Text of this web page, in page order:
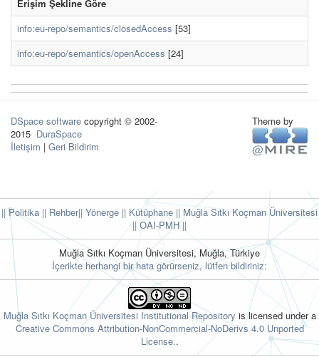
Erişim Şekline Göre
info:eu-repo/semantics/closedAccess [53]
info:eu-repo/semantics/openAccess [24]
DSpace software copyright © 2002-
2015 DuraSpace
İletişim | Geri Bildirim
Theme by
|| Politika || Rehber|| Yönerge || Kütüphane || Muğla Sıtkı Koçman Üniversitesi
|| OAI-PMH ||
Muğla Sıtkı Koçman Üniversitesi, Muğla, Türkiye
İçerikte herhangi bir hata görürseniz, lütfen bildiriniz:
Muğla Sıtkı Koçman Üniversitesi Institutional Repository is licensed under a
Creative Commons Attribution-NonCommercial-NoDerivs 4.0 Unported
License..